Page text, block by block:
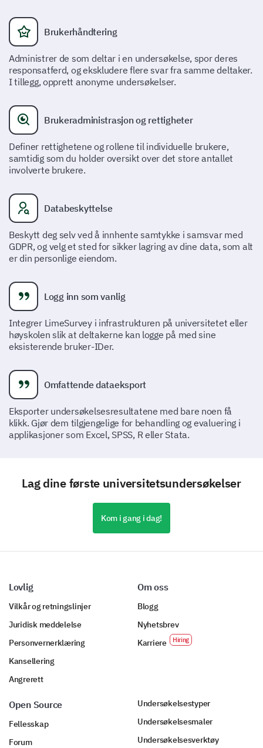
du fullførte søknaden?
Ja Nei
Hvis du opplevde noen tekniske
vanskeligheter, vennligst beskriv dem her:
Kommunikasjon og support
Vi er interessert i å vite hvor effektiv vår
kommunikasjon og støtte var under din
søknadsprosess.
Hvordan vil du vurdere responsen fra støtte-
teamet for opptak?
1 2 5 7 8 9
Hvilke metoder brukte du for å søke støtte
under søknadsprosessen? (Velg alle som
gjelder)
E-post
Direktemelding
Fysisk besøk
Hjelpesenter/Tikksystem
Hvor fornøyd var du med den generelle støtten
du mottok?
Veldig fornøyd
Brukerhåndtering
Administrer de som deltar i en undersøkelse, spor deres
responsatferd, og ekskludere flere svar fra samme deltaker.
I tillegg, opprett anonyme undersøkelser.
Brukeradministrasjon og rettigheter
Definer rettighetene og rollene til individuelle brukere,
samtidig som du holder oversikt over det store antallet
involverte brukere.
Databeskyttelse
Beskytt deg selv ved å innhente samtykke i samsvar med
GDPR, og velg et sted for sikker lagring av dine data, som alt
er din personlige eiendom.
Logg inn som vanlig
Integrer LimeSurvey i infrastrukturen på universitetet eller
høyskolen slik at deltakerne kan logge på med sine
eksisterende bruker-IDer.
Omfattende dataeksport
Eksporter undersøkelsesresultatene med bare noen få
klikk. Gjør dem tilgjengelige for behandling og evaluering i
applikasjoner som Excel, SPSS, R eller Stata.
Lag dine første universitetsundersøkelser
Kom i gang i dag!
Lovlig
Vilkår og retningslinjer
Juridisk meddelelse
Personvernerklæring
Kansellering
Angrerett
Om oss
Blogg
Nyhetsbrev
Karriere
Open Source
Fellesskap
Forum
Undersøkelsestyper
Undersøkelsesmaler
Undersøkelsesverktøy